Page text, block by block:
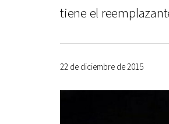
tiene el
22 de diciembre de 2015